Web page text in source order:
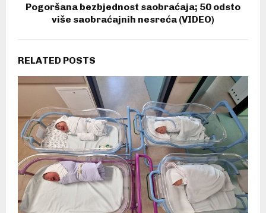
Pogoršana bezbjednost saobraćaja; 50 odsto
više saobraćajnih nesreća (VIDEO)
RELATED POSTS